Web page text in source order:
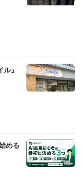
』
める